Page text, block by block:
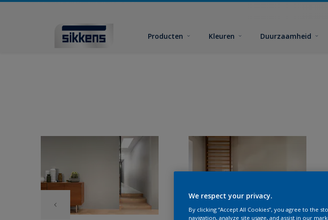
Producten Kleuren Duurzaamheid
We respect your privacy.
By clicking “Accept All Cookies”, you agree to the
navigation, analyze site usage, and assist in our